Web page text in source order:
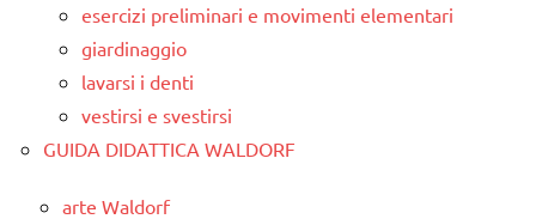
esercizi preliminari e movimenti elementari
giardinaggio
lavarsi i denti
vestirsi e svestirsi
GUIDA DIDATTICA WALDORF
arte Waldorf